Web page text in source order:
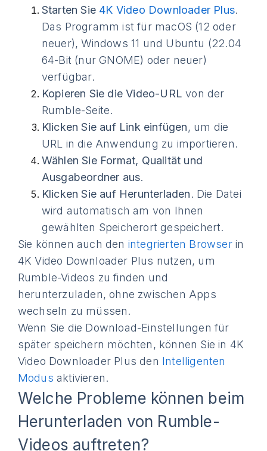
Starten Sie 4K Video Downloader Plus.
Das Programm ist für macOS (12 oder
neuer), Windows 11 und Ubuntu (22.04
64-Bit (nur GNOME) oder neuer)
verfügbar.
Kopieren Sie die Video-URL von der
Rumble-Seite.
Klicken Sie auf Link einfügen, um die
URL in die Anwendung zu importieren.
Wählen Sie Format, Qualität und
Ausgabeordner aus.
Klicken Sie auf Herunterladen. Die Datei
wird automatisch am von Ihnen
gewählten Speicherort gespeichert.
Sie können auch den integrierten Browserin
4K Video Downloader Plus nutzen, um
Rumble-Videos zu finden und
herunterzuladen, ohne zwischen Apps
wechseln zu müssen.
Wenn Sie die Download-Einstellungen für
später speichern möchten, können Sie in 4K
Video Downloader Plus den Intelligenten
Modus aktivieren.
Welche Probleme können beim
Herunterladen von Rumble-
Videos auftreten?